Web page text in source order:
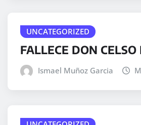
UNCATEGORIZED
FALLECE DON CELSO
Ismael Muñoz Garcia